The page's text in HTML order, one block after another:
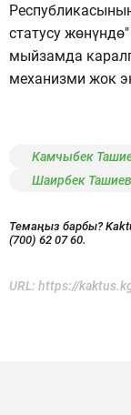
статусу
мыйзамда
механизми жок
Камчыбек
Шаирбек Ташиев
Темаңыз барбы?
(700) 62 07 60.
URL: https://